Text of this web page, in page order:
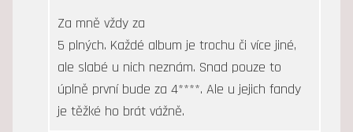
Za mně vždy za
5 plných. Každé album je trochu či více jiné,
ale slabé u nich neznám. Snad pouze to
úplně první bude za 4****. Ale u jejich fandy
je těžké ho brát vážně.